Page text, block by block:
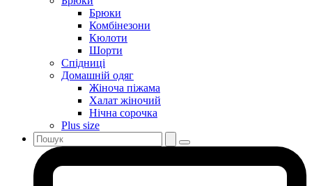
Брюки
Комбінезони
Кюлоти
Шорти
Спідниці
Домашній одяг
Жіноча піжама
Халат жіночий
Нічна сорочка
Plus size